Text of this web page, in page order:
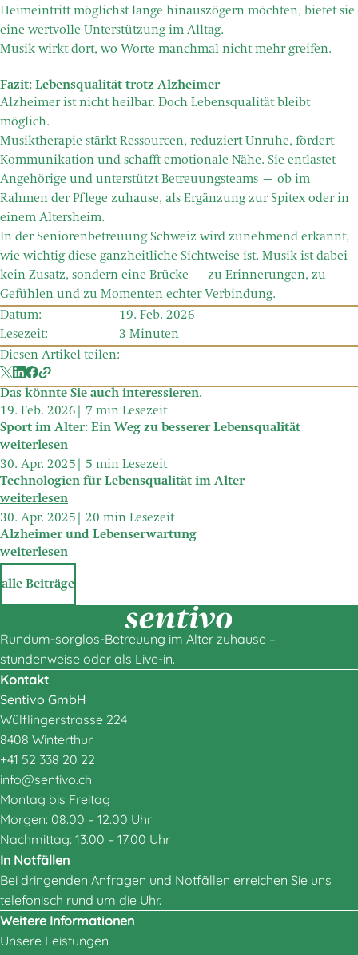
Heimeintritt möglichst lange hinauszögern möchten, bietet sie
eine wertvolle Unterstützung im Alltag.
Musik wirkt dort, wo Worte manchmal nicht mehr greifen.
Fazit: Lebensqualität trotz Alzheimer
Alzheimer ist nicht heilbar. Doch Lebensqualität bleibt
möglich.
Musiktherapie stärkt Ressourcen, reduziert Unruhe, fördert
Kommunikation und schafft emotionale Nähe. Sie entlastet
Angehörige und unterstützt Betreuungsteams – ob im
Rahmen der Pflege zuhause, als Ergänzung zur Spitex oder in
einem Altersheim.
In der Seniorenbetreuung Schweiz wird zunehmend erkannt,
wie wichtig diese ganzheitliche Sichtweise ist. Musik ist dabei
kein Zusatz, sondern eine Brücke – zu Erinnerungen, zu
Gefühlen und zu Momenten echter Verbindung.
Datum:
19. Feb. 2026
Lesezeit:
3 Minuten
Diesen Artikel teilen:
Das könnte Sie auch interessieren.
19. Feb. 2026
7 min Lesezeit
Sport im Alter: Ein Weg zu besserer Lebensqualität
weiterlesen
30. Apr. 2025
5 min Lesezeit
Technologien für Lebensqualität im Alter
weiterlesen
30. Apr. 2025
20 min Lesezeit
Alzheimer und Lebenserwartung
weiterlesen
alle Beiträge
Rundum-sorglos-Betreuung im Alter zuhause –
stundenweise oder als Live-in.
In Notfällen
Bei dringenden Anfragen und Notfällen erreichen Sie uns
telefonisch rund um die Uhr.
Kontakt
Sentivo GmbH
Wülflingerstrasse 224
8408 Winterthur
+41 52 338 20 22
info@sentivo.ch
Montag bis Freitag
Morgen: 08.00 – 12.00 Uhr
Nachmittag: 13.00 – 17.00 Uhr
Weitere Informationen
Unsere Leistungen